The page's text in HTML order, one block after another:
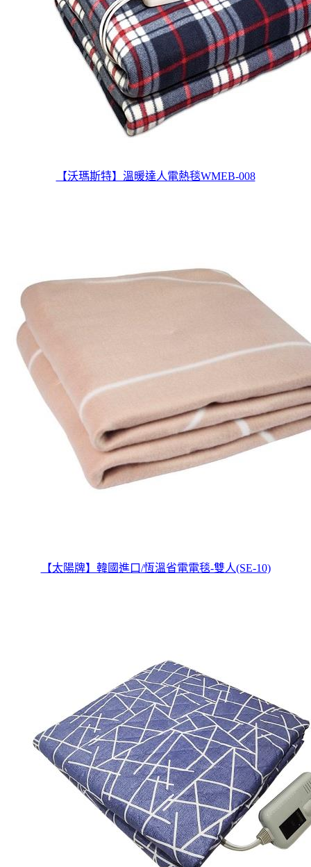
【沃瑪斯特】溫暖達人電熱毯WMEB-008
【太陽牌】韓國進口/恆溫省電電毯-雙人(SE-10)